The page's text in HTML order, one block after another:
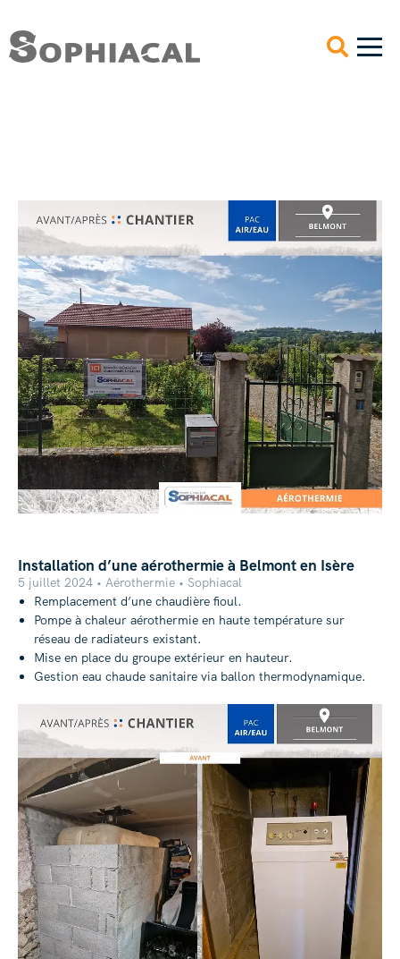
Installation d’une aérothermie à Belmont en Isère
5 juillet 2024 • Aérothermie • Sophiacal
Remplacement d’une chaudière fioul.
Pompe à chaleur aérothermie en haute température sur
réseau de radiateurs existant.
Mise en place du groupe extérieur en hauteur.
Gestion eau chaude sanitaire via ballon thermodynamique.